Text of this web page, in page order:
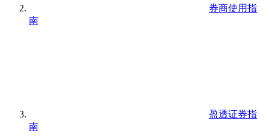
券商使用指
南
盈透证券指
南